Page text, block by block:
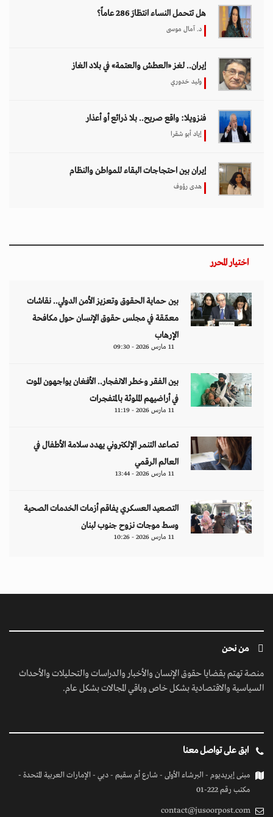
هل تتحمل النساء انتظارَ 286 عاماً؟
د. آمال موسى
إيران.. لغز «العطش والعتمة» في بلاد الغاز
وليد خدوري
فنزويلا: واقع صريح.. بلا ذرائع أو أعذار
إياد أبو شقرا
إيران بين احتجاجات البقاء للمواطن والنظام
هدى رؤوف
اختيار المحرر
بين حماية الحقوق وتعزيز الأمن الدولي.. نقاشات
معمّقة في مجلس حقوق الإنسان حول مكافحة
الإرهاب
11 مارس 2026 - 09:30
بين الفقر وخطر الانفجار.. الأفغان يواجهون الموت
في أراضيهم الملوثة بالمتفجرات
11 مارس 2026 - 11:19
تصاعد التنمر الإلكتروني يهدد سلامة الأطفال في
العالم الرقمي
11 مارس 2026 - 13:44
التصعيد العسكري يفاقم أزمات الخدمات الصحية
وسط موجات نزوح جنوب لبنان
11 مارس 2026 - 10:26
من نحن
منصة تهتم بقضايا حقوق الإنسان والأخبار والدراسات والتحليلات والأحداث
السياسية والاقتصادية بشكل خاص وباقي المجالات بشكل عام.
ابق على تواصل معنا
مبنى إيريديوم - البرشاء الأولى - شارع أم سقيم - دبي - الإمارات العربية المتحدة -
مكتب رقم 222-01
contact@jusoorpost.com